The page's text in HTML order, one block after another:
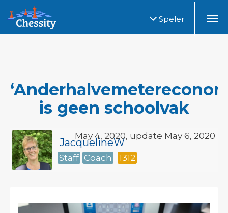
Speler
is geen schoolvak
May 4, 2020, update May 6, 2020
JacquelineW
Staff Coach 1312